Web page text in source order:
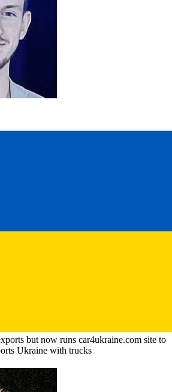
but now runs car4ukraine.com site to
Ukraine with trucks